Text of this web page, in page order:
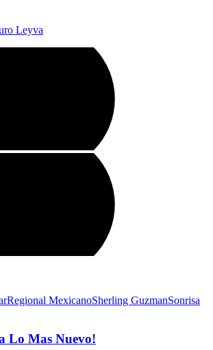
Leyva
Regional MexicanoSherling GuzmanSonrisa
Lo Mas Nuevo!